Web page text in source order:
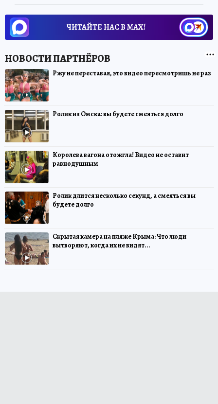
ЧИТАЙТЕ НАС В МАХ!
Ржу не переставая, это видео пересмотришь не раз
Ролик из Омска: вы будете смеяться долго
Королева вагона отожгла! Видео не оставит
равнодушным
Ролик длится несколько секунд, а смеяться вы
будете долго
Скрытая камера на пляже Крыма: Что люди
вытворяют, когда их не видят...